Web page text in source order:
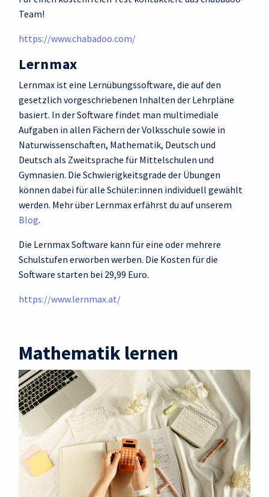
Team!
https://www.chabadoo.com/
Lernmax
Lernmax ist eine Lernübungssoftware, die auf den
gesetzlich vorgeschriebenen Inhalten der Lehrpläne
basiert. In der Software findet man multimediale
Aufgaben in allen Fächern der Volksschule sowie in
Naturwissenschaften, Mathematik, Deutsch und
Deutsch als Zweitsprache für Mittelschulen und
Gymnasien. Die Schwierigkeitsgrade der Übungen
können dabei für alle Schüler:innen individuell gewählt
werden. Mehr über Lernmax erfährst du auf unserem
Blog.
Die Lernmax Software kann für eine oder mehrere
Schulstufen erworben werben. Die Kosten für die
Software starten bei 29,99 Euro.
https://www.lernmax.at/
Mathematik lernen